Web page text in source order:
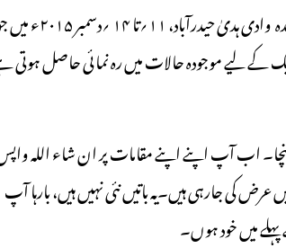
مولانا سید جلال الدین عمری امیر جماعت اسلامی ہند نے آل انڈیا اجتماع ارکان منعقدہ وادی ہدیٰ
کے لیے موجودہ حالات میں رہ نمائی حاصل ہوتی
پہنچا۔ اب آپ اپنے اپنے مقامات پر ان شاء اللہ
جارہی ہیں۔یہ باتیں نئی نہیں ہیں، بارہا آپ
میں خود ہوں۔